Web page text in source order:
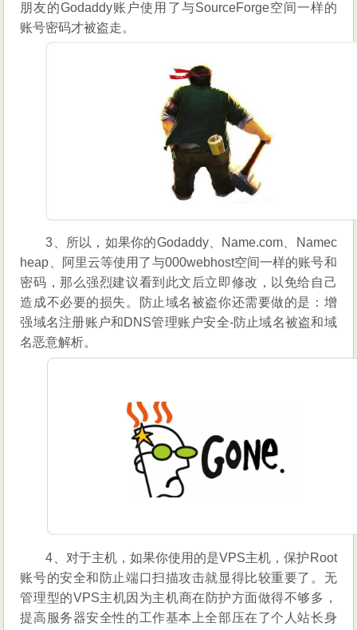
朋友的Godaddy账户使用了与SourceForge空间一样的
账号密码才被盗走。
3、所以，如果你的Godaddy、Name.com、Namec
heap、阿里云等使用了与000webhost空间一样的账号和
密码，那么强烈建议看到此文后立即修改，以免给自己
造成不必要的损失。防止域名被盗你还需要做的是：增
强域名注册账户和DNS管理账户安全-防止域名被盗和域
名恶意解析。
4、对于主机，如果你使用的是VPS主机，保护Root
账号的安全和防止端口扫描攻击就显得比较重要了。无
管理型的VPS主机因为主机商在防护方面做得不够多，
提高服务器安全性的工作基本上全部压在了个人站长身